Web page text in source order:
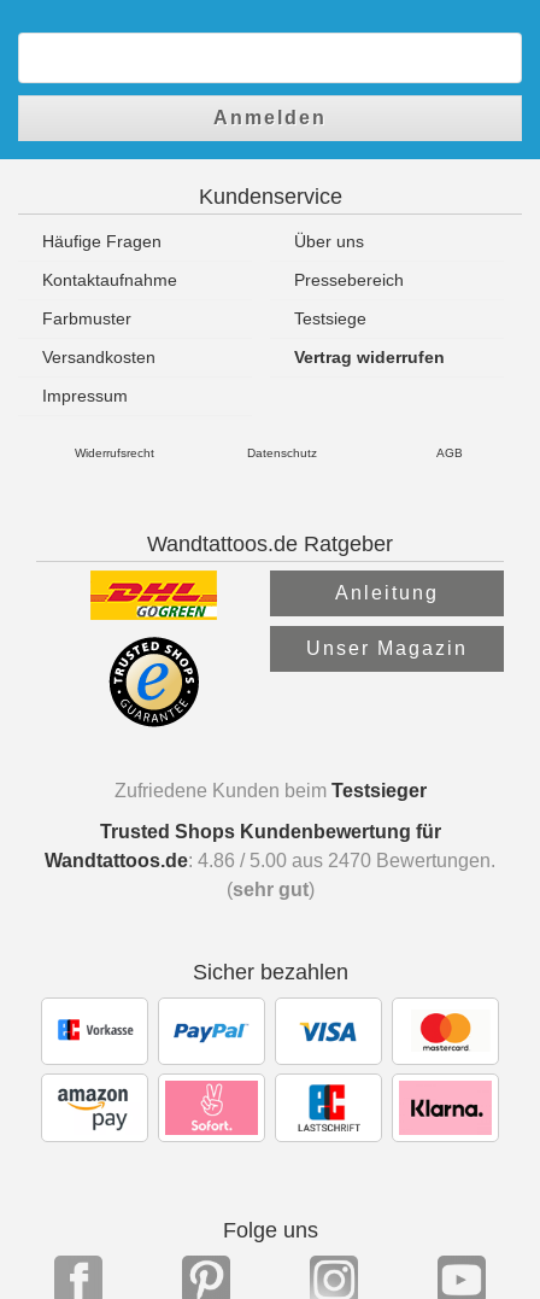
Anmelden
Kundenservice
Häufige Fragen
Über uns
Kontaktaufnahme
Pressebereich
Farbmuster
Testsiege
Versandkosten
Vertrag widerrufen
Impressum
Widerrufsrecht Datenschutz AGB
Wandtattoos.de Ratgeber
Anleitung
Unser Magazin
Zufriedene Kunden beim Testsieger
Trusted Shops Kundenbewertung für
Wandtattoos.de: 4.86 / 5.00 aus 2470 Bewertungen.
(sehr gut)
Sicher bezahlen
Folge uns